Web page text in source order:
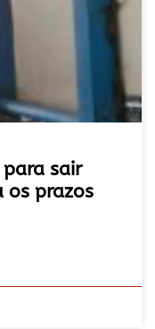
sair
os prazos